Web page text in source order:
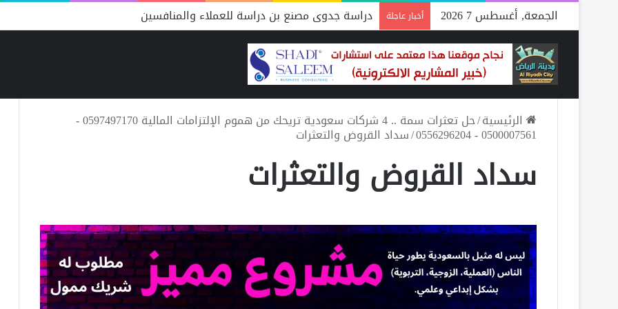
الجمعة, أغسطس 7 2026 أخبار عاجلة دراسة جدوى مصنع بن دراسة للعملاء والمنافسين
الرئيسية/ حل تعثرات سمة .. 4 شركات سعودية تريحك من هموم الإلتزامات المالية 0597497170 -
0500007561 - 0556296204
/سداد القروض والتعثرات
سداد القروض والتعثرات